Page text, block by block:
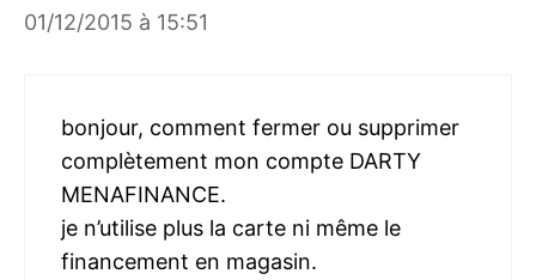
01/12/2015 à 15:51
bonjour, comment fermer ou supprimer
complètement mon compte DARTY
MENAFINANCE.
je n’utilise plus la carte ni même le
financement en magasin.